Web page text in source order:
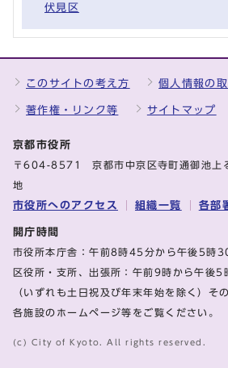
伏見区
このサイトの考え方 個人情報の
著作権・リンク等 サイトマップ
京都市役所
〒604-8571 京都市中京区寺町通御池上
地
市役所へのアクセス 組織一覧 各部
開庁時間
市役所本庁舎：午前8時45分から午後5時
区役所・支所、出張所：午前9時から午後
（いずれも土日祝及び年末年始を除く）そ
各施設のホームページ等をご覧ください。
(c) City of Kyoto. All rights reserved.